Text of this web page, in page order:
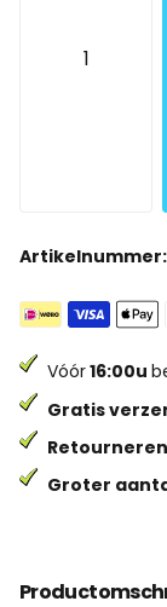
Artikelnummer:
Vóór16:00u
Gratis
Retourneren
Groter